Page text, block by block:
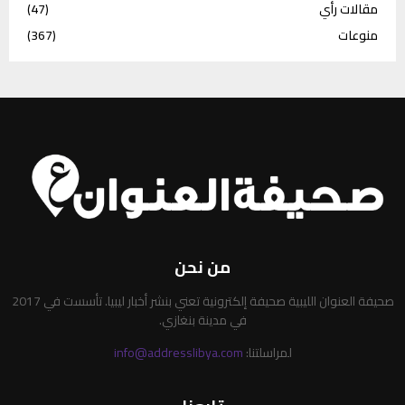
مقالات رأي
(47)
منوعات
(367)
من نحن
صحيفة العنوان الليبية صحيفة إلكترونية تعني بنشر أخبار ليبيا. تأسست في 2017
في مدينة بنغازي.
لمراسلتنا:info@addresslibya.com